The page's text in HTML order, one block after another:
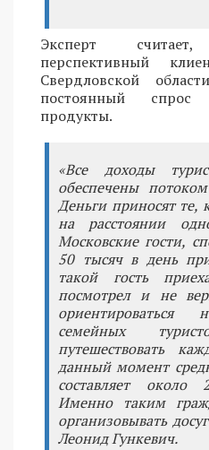
Эксперт
перспективный
Свердловской
постоянный спрос
продукты.
«Все доходы
обеспечены
Деньги приносят те,
на расстоянии
Московские гости,
50 тысяч в день
такой гость
посмотрел и не
семейных
путешествовать
данный момент
составляет
Именно таким
организовывать
Леонид Гункевич.